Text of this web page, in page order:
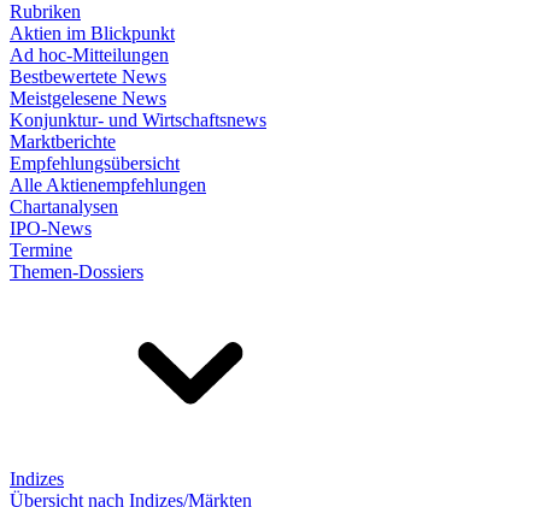
Rubriken
Aktien im Blickpunkt
Ad hoc-Mitteilungen
Bestbewertete News
Meistgelesene News
Konjunktur- und Wirtschaftsnews
Marktberichte
Empfehlungsübersicht
Alle Aktienempfehlungen
Chartanalysen
IPO-News
Termine
Themen-Dossiers
Indizes
Übersicht nach Indizes/Märkten